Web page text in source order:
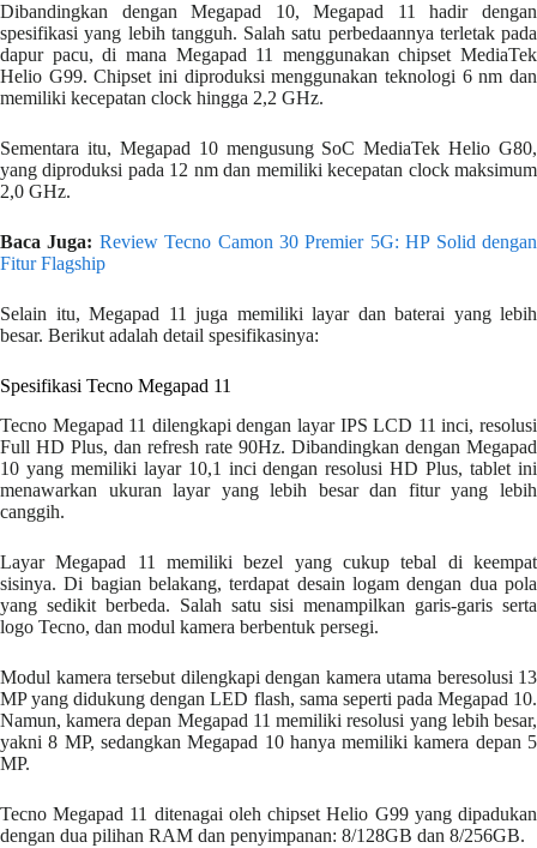
Dibandingkan dengan Megapad 10, Megapad 11 hadir dengan
spesifikasi yang lebih tangguh. Salah satu perbedaannya terletak pada
dapur pacu, di mana Megapad 11 menggunakan chipset MediaTek
Helio G99. Chipset ini diproduksi menggunakan teknologi 6 nm dan
memiliki kecepatan clock hingga 2,2 GHz.
Sementara itu, Megapad 10 mengusung SoC MediaTek Helio G80,
yang diproduksi pada 12 nm dan memiliki kecepatan clock maksimum
2,0 GHz.
Baca Juga: Review Tecno Camon 30 Premier 5G: HP Solid dengan
Fitur Flagship
Selain itu, Megapad 11 juga memiliki layar dan baterai yang lebih
besar. Berikut adalah detail spesifikasinya:
Spesifikasi Tecno Megapad 11
Tecno Megapad 11 dilengkapi dengan layar IPS LCD 11 inci, resolusi
Full HD Plus, dan refresh rate 90Hz. Dibandingkan dengan Megapad
10 yang memiliki layar 10,1 inci dengan resolusi HD Plus, tablet ini
menawarkan ukuran layar yang lebih besar dan fitur yang lebih
canggih.
Layar Megapad 11 memiliki bezel yang cukup tebal di keempat
sisinya. Di bagian belakang, terdapat desain logam dengan dua pola
yang sedikit berbeda. Salah satu sisi menampilkan garis-garis serta
logo Tecno, dan modul kamera berbentuk persegi.
Modul kamera tersebut dilengkapi dengan kamera utama beresolusi 13
MP yang didukung dengan LED flash, sama seperti pada Megapad 10.
Namun, kamera depan Megapad 11 memiliki resolusi yang lebih besar,
yakni 8 MP, sedangkan Megapad 10 hanya memiliki kamera depan 5
MP.
Tecno Megapad 11 ditenagai oleh chipset Helio G99 yang dipadukan
dengan dua pilihan RAM dan penyimpanan: 8/128GB dan 8/256GB.